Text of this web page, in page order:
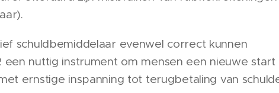
schuldbemiddelaar evenwel correct kunnen
een nuttig instrument om mensen een nieuwe start
ernstige inspanning tot terugbetaling van